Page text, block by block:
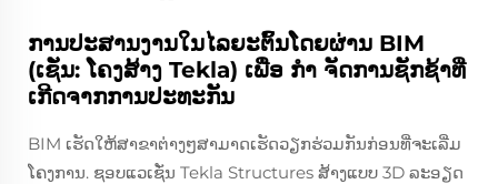
ການປະສານງານໃນໄລຍະຕົ້ນໂດຍຜ່ານ BIM
(ເຊັ່ນ: ໂຄງສ້າງ Tekla) ເພື່ອ ກໍາ ຈັດການຊັກຊ້າທີ່
ເກີດຈາກການປະທະກັນ
BIM ເຮັດໃຫ້ສາຂາຕ່າງໆສາມາດເຮັດວຽກຮ່ວມກັນກ່ອນທີ່ຈະເລີ່ມ
ໂຄງການ. ຊອບແວເຊັ່ນ Tekla Structures ສ້າງແບບ 3D ລະອຽດ